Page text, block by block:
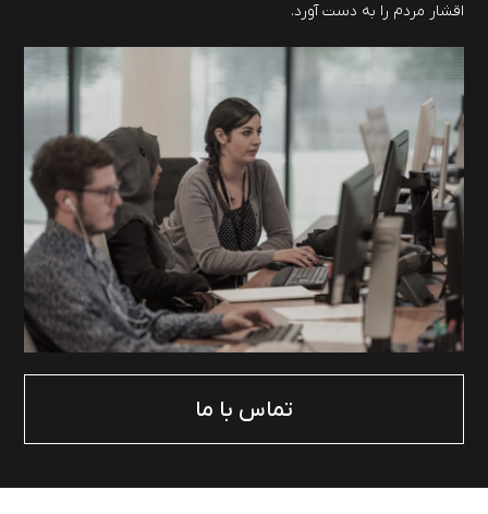
اقشار مردم را به دست آورد.
تماس با ما